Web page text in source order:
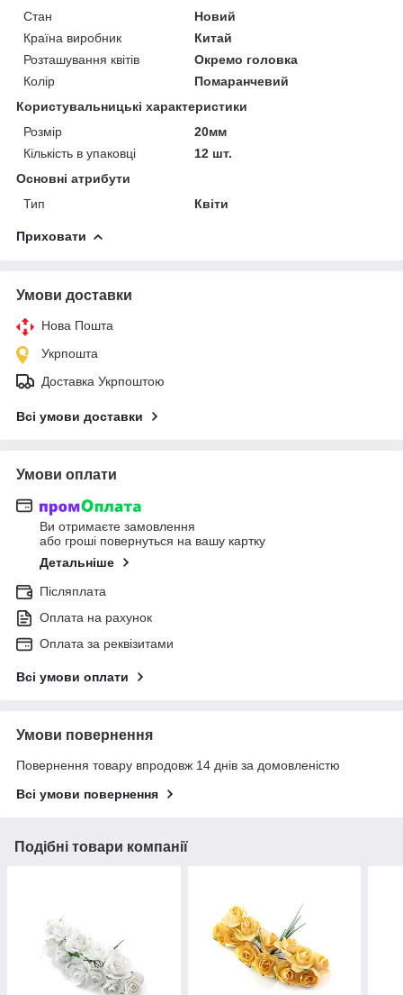
Стан
Новий
Країна виробник
Китай
Розташування квітів
Окремо головка
Колір
Помаранчевий
Користувальницькі характеристики
Розмір
20мм
Кількість в упаковці
12 шт.
Основні атрибути
Тип
Квіти
Приховати
Умови доставки
Нова Пошта
Укрпошта
Доставка Укрпоштою
Всі умови доставки
Умови оплати
Ви отримаєте замовлення
або гроші повернуться на вашу картку
Детальніше
Післяплата
Оплата на рахунок
Оплата за реквізитами
Всі умови оплати
Умови повернення
Повернення товару впродовж 14 днів за домовленістю
Всі умови повернення
Подібні товари компанії